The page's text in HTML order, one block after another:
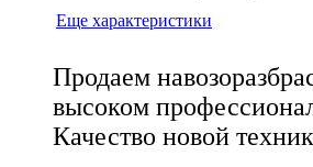
Еще характеристики
Продаем
высоком
Качество новой